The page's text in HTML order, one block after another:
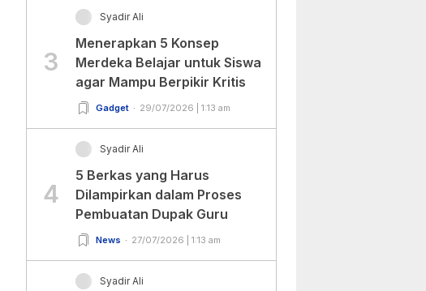
3
Syadir Ali
Menerapkan 5 Konsep
Merdeka Belajar untuk Siswa
agar Mampu Berpikir Kritis
Gadget 29/07/2026 | 1:13 am
4
Syadir Ali
5 Berkas yang Harus
Dilampirkan dalam Proses
Pembuatan Dupak Guru
News 27/07/2026 | 1:13 am
Syadir Ali